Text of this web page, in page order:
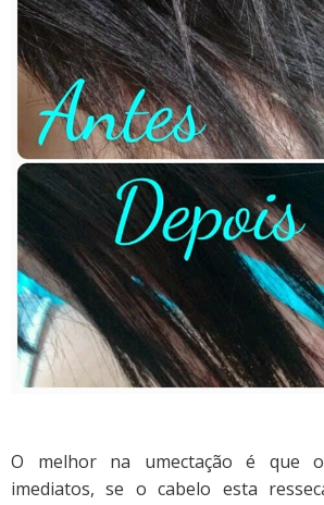
O melhor na umectação é que
imediatos, se o cabelo esta